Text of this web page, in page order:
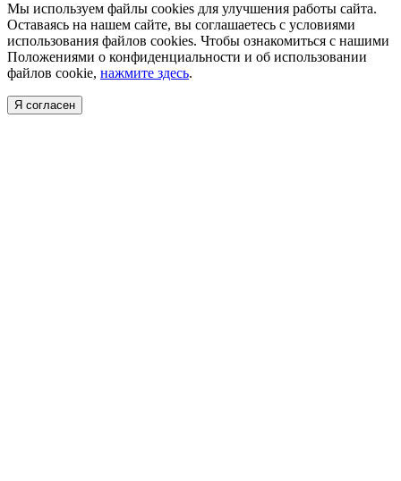
Мы используем файлы cookies для улучшения работы сайта.
Оставаясь на нашем сайте, вы соглашаетесь с условиями
использования файлов cookies. Чтобы ознакомиться с нашими
Положениями о конфиденциальности и об использовании
файлов cookie, нажмите здесь.
Я согласен